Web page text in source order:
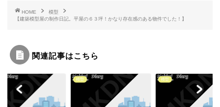
HOME
模型
【建築模型屋の制作日記。平屋の６３坪！かなり存在感のある物件でした！】
関連記事はこちら
模型 模型